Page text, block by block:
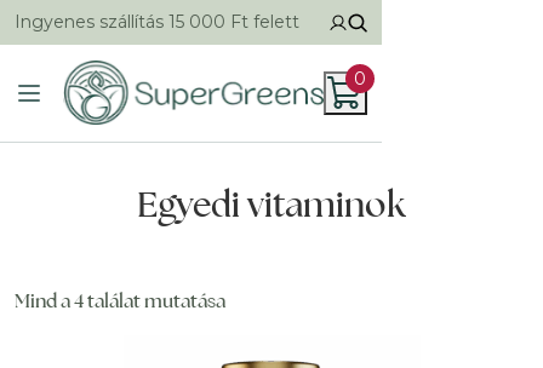
Ingyenes szállítás 15 000 Ft felett
0
Egyedi vitaminok
Mind a 4 találat mutatása